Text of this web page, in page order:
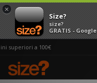
×
Size?
size?
GRATIS -
superiori a 100€
Home Nike Air Max 1